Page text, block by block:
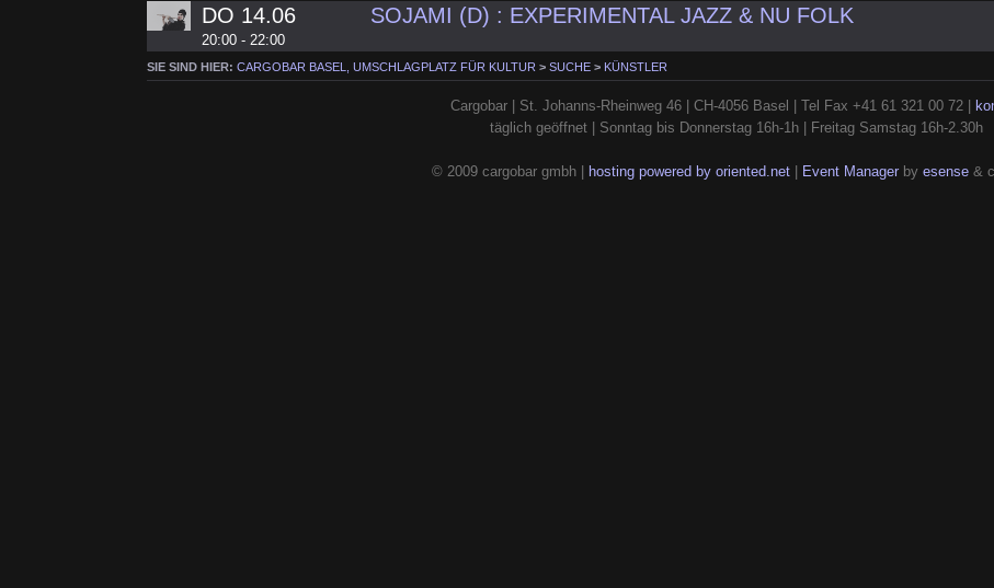
DO 14.06
20:00 - 22:00
SOJAMI (D) : EXPERIMENTAL JAZZ & NU FOLK
SIE SIND HIER:CARGOBAR BASEL, UMSCHLAGPLATZ FÜR KULTUR >SUCHE > KÜNSTLER
Cargobar | St. Johanns-Rheinweg 46 | CH-4056 Basel | Tel Fax +41 61 321 00 72 |
täglich geöffnet | Sonntag bis Donnerstag 16h-1h | Freitag Samstag 16h-2.30h
© 2009 cargobar gmbh | hosting powered by oriented.net| Event Managerby esense&